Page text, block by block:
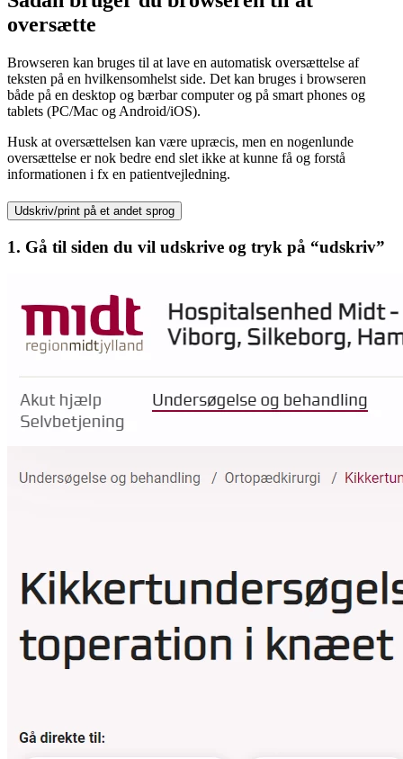
oversætte
Browseren kan bruges til at lave en automatisk oversættelse af
teksten på en hvilkensomhelst side. Det kan bruges i browseren
både på en desktop og bærbar computer og på smart phones og
tablets (PC/Mac og Android/iOS).
Husk at oversættelsen kan være upræcis, men en nogenlunde
oversættelse er nok bedre end slet ikke at kunne få og forstå
informationen i fx en patientvejledning.
Udskriv/print på et andet sprog
1. Gå til siden du vil udskrive og tryk på “udskriv”